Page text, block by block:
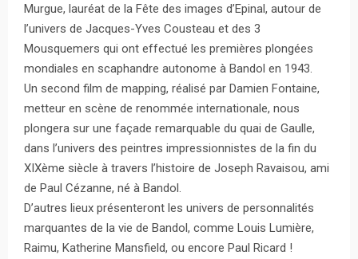
Murgue, lauréat de la Fête des images d’Epinal, autour de
l’univers de Jacques-Yves Cousteau et des 3
Mousquemers qui ont effectué les premières plongées
mondiales en scaphandre autonome à Bandol en 1943.
Un second film de mapping, réalisé par Damien Fontaine,
metteur en scène de renommée internationale, nous
plongera sur une façade remarquable du quai de Gaulle,
dans l’univers des peintres impressionnistes de la fin du
XIXème siècle à travers l’histoire de Joseph Ravaisou, ami
de Paul Cézanne, né à Bandol.
D’autres lieux présenteront les univers de personnalités
marquantes de la vie de Bandol, comme Louis Lumière,
Raimu, Katherine Mansfield, ou encore Paul Ricard !